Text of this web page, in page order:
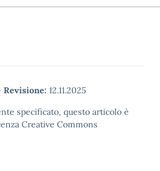
Revisione: 12.11.2025
specificato, questo articolo è
Creative Commons